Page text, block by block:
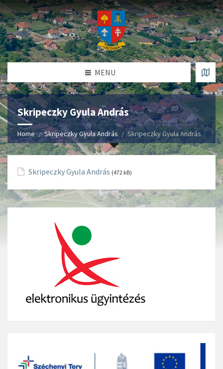
MENU
Skripeczky Gyula András
Home Skripeczky Gyula András Skripeczky Gyula András
Skripeczky Gyula András (472 kB)